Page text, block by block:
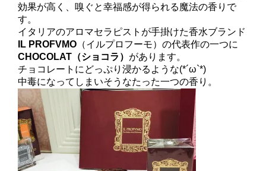
効果が高く、嗅ぐと幸福感が得られる魔法の香りで
す。
イタリアのアロマセラピストが手掛けた香水ブランド
IL PROFVMO （イルプロフーモ）の代表作の一つに
CHOCOLAT（ショコラ） があります。
チョコレートにどっぷり浸かるような(*´ω`*)
中毒になってしまいそうなたった一つの香り。